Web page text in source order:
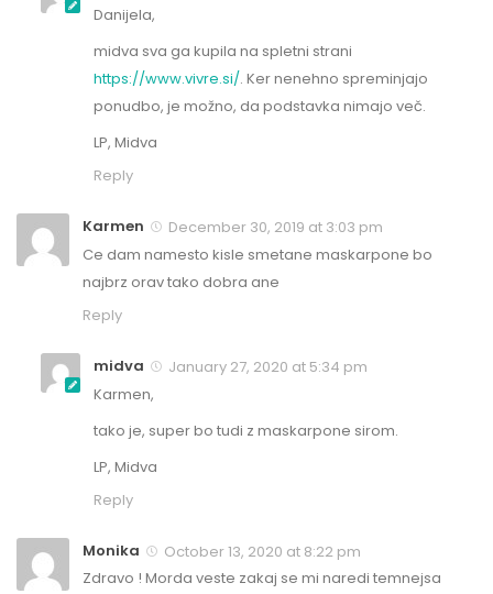
Danijela,
midva sva ga kupila na spletni strani
https://www.vivre.si/. Ker nenehno spreminjajo
ponudbo, je možno, da podstavka nimajo več.
LP, Midva
Reply
Karmen
December 30, 2019 at 3:03 pm
Ce dam namesto kisle smetane maskarpone bo
najbrz orav tako dobra ane
Reply
midva
January 27, 2020 at 5:34 pm
Karmen,
tako je, super bo tudi z maskarpone sirom.
LP, Midva
Reply
Monika
October 13, 2020 at 8:22 pm
Zdravo ! Morda veste zakaj se mi naredi temnejsa